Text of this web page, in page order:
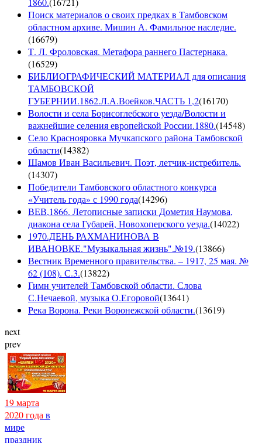
Поиск материалов о своих предках в Тамбовском
областном архиве. Мишин А. Фамильное наследие.
(16679)
Т. Л. Фроловская. Метафора раннего Пастернака.
(16529)
БИБЛИОГРАФИЧЕСКИЙ МАТЕРИАЛ для описания
ТАМБОВСКОЙ
ГУБЕРНИИ.1862.Л.А.Воейков.ЧАСТЬ 1,2(16170)
Волости и села Борисоглебского уезда/Волости и
важнейшие селения европейской России.1880.(14548)
Село Краснояровка Мучкапского района Тамбовской
области(14382)
Шамов Иван Васильевич. Поэт, летчик-истребитель.
(14307)
Победители Тамбовского областного конкурса
«Учитель года» с 1990 года(14296)
ВЕВ,1866. Летописные записки Дометия Наумова,
диакона села Губарей, Новохоперского уезда.(14022)
1970.ДЕНЬ РАХМАНИНОВА В
ИВАНОВКЕ."Музыкальная жизнь".№19.(13866)
Вестник Временного правительства. – 1917, 25 мая. №
62 (108). С.3.(13822)
Гимн учителей Тамбовской области. Слова
С.Нечаевой, музыка О.Егоровой(13641)
Река Ворона. Реки Воронежской области.(13619)
next
prev
19 марта
2020 года в
мире
праздник